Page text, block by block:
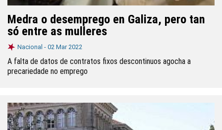
Medra o desemprego en Galiza, pero tan
só entre as mulleres
Nacional - 02 Mar 2022
A falta de datos de contratos fixos descontinuos agocha a
precariedade no emprego